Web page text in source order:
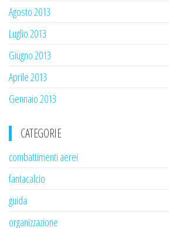
Agosto 2013
Luglio 2013
Giugno 2013
Aprile 2013
Gennaio 2013
CATEGORIE
combattimenti aerei
fantacalcio
guida
organizzazione